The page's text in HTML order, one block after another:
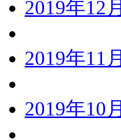
2019年12月
2019年11月
2019年10月